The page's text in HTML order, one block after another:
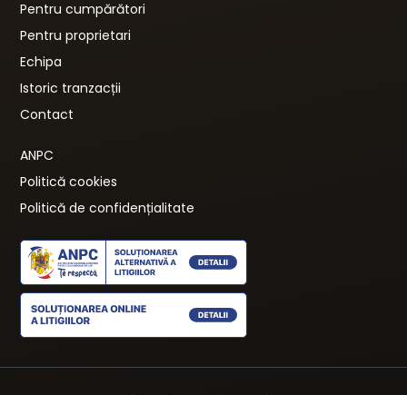
Pentru cumpărători
Pentru proprietari
Echipa
Istoric tranzacții
Contact
ANPC
Politică cookies
Politică de confidențialitate